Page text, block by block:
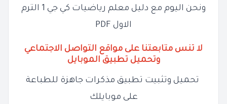
ونحن اليوم مع دليل معلم رياضيات كي جي 1 الترم
الاول PDF
لا تنس متابعتنا على مواقع التواصل الاجتماعي
وتحميل تطبيق الموبايل
تحميل وتثبيت تطبيق مذكرات جاهزة للطباعة
على موبايلك